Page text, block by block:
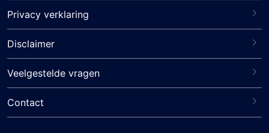
Privacy verklaring
Disclaimer
Veelgestelde vragen
Contact